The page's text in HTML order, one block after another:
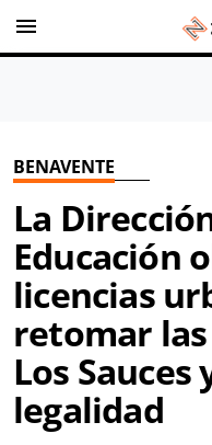
menu
BENAVENTE
La
Educación
licencias
retomar las
Los
legalidad